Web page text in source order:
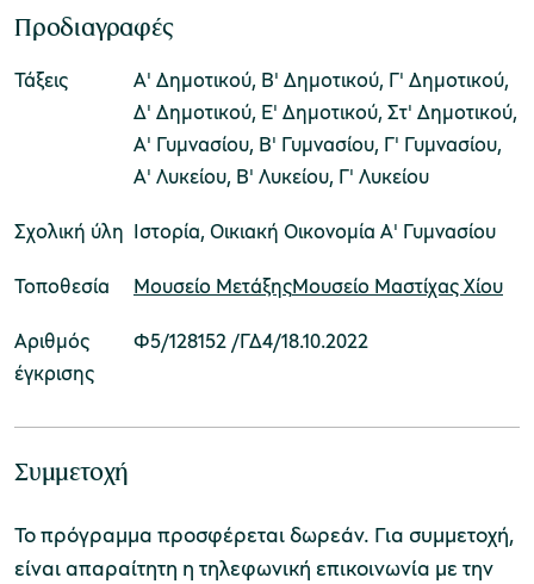
Λέσβου
Μουσείο Πλινθοκεραμοποιίας N. & Σ.
Μουσείο Μαρμαροτεχνίας
Μουσείο Περιβάλλοντος Στυμφαλίας
Προδιαγραφές
Τάξεις
Α' Δημοτικού, Β' Δημοτικού, Γ' Δημοτικού,
Δ' Δημοτικού, Ε' Δημοτικού, Στ' Δημοτικού,
Α' Γυμνασίου, Β' Γυμνασίου, Γ' Γυμνασίου,
Α' Λυκείου, Β' Λυκείου, Γ' Λυκείου
Σχολική ύλη Ιστορία, Οικιακή Οικονομία Α' Γυμνασίου
Τοποθεσία
Μουσείο ΜετάξηςΜουσείο Μαστίχας Χίου
Αριθμός
έγκρισης
Φ5/128152 /ΓΔ4/18.10.2022
Συμμετοχή
Το πρόγραμμα προσφέρεται δωρεάν. Για συμμετοχή,
είναι απαραίτητη η τηλεφωνική επικοινωνία με την